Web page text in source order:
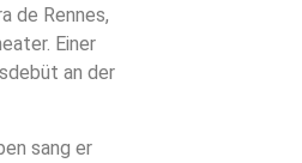
de Rennes,
Einer
an der
sang er